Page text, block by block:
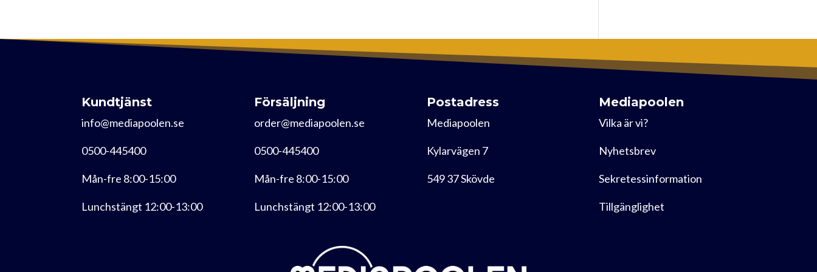
Kundtjänst
info@mediapoolen.se
0500-445400
Mån-fre 8:00-15:00
Lunchstängt 12:00-13:00
Försäljning
order@mediapoolen.se
0500-445400
Mån-fre 8:00-15:00
Lunchstängt 12:00-13:00
Postadress
Mediapoolen
Kylarvägen 7
549 37 Skövde
Mediapoolen
Vilka är vi?
Nyhetsbrev
Sekretessinformation
Tillgänglighet